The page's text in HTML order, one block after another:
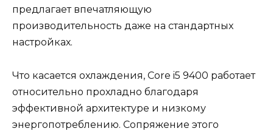
предлагает впечатляющую
производительность даже на стандартных
настройках.
Что касается охлаждения, Core i5 9400 работает
относительно прохладно благодаря
эффективной архитектуре и низкому
энергопотреблению. Сопряжение этого